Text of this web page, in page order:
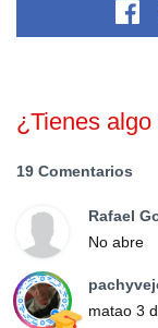
¿Tienes
19 Comentarios
Rafael
No abre
matao 3